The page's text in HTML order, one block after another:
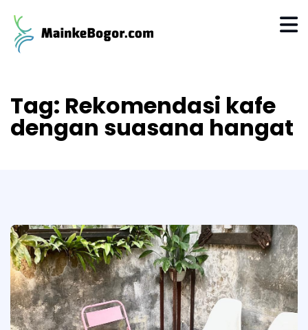
Tag: Rekomendasi kafe
dengan suasana hangat